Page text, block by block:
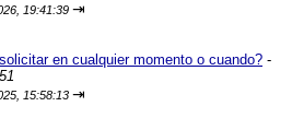
19:41:39 ⇥
en cualquier momento o cuando? -
15:58:13 ⇥